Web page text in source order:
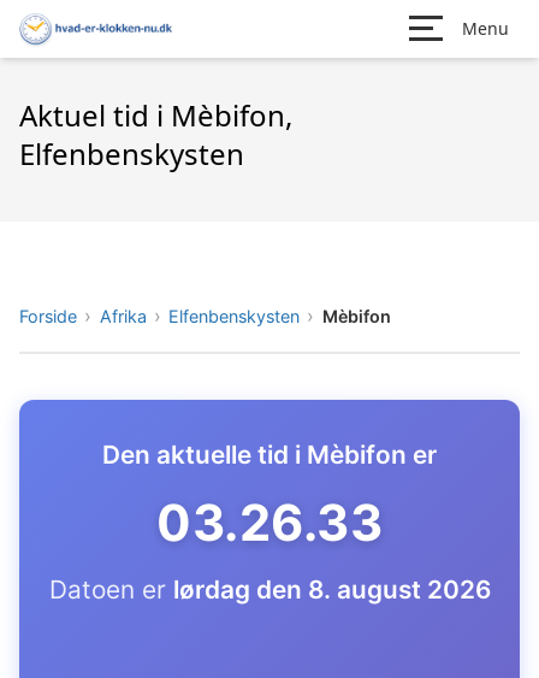
Menu
Aktuel tid i Mèbifon,
Elfenbenskysten
Forside Afrika Elfenbenskysten Mèbifon
Den aktuelle tid i Mèbifon er
03.26.34
Datoen er lørdag den 8. august 2026